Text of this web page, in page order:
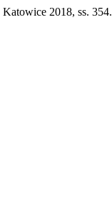
2018, ss. 354.